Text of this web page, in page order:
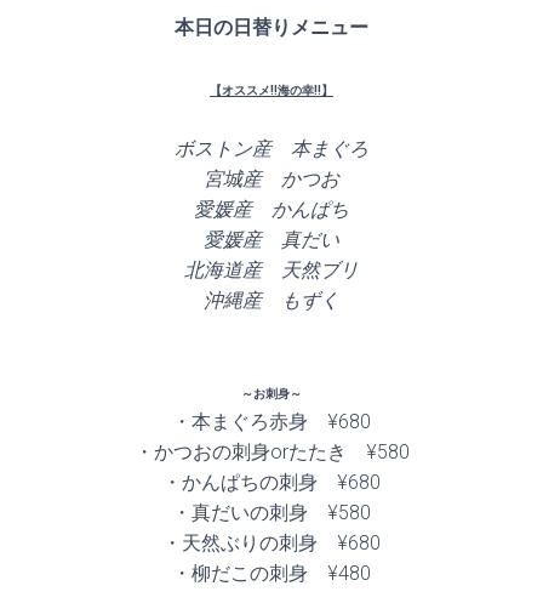
本日の日替りメニュー
【オススメ!!海の幸!!】
ボストン産 本まぐろ
宮城産 かつお
愛媛産 かんぱち
愛媛産 真だい
北海道産 天然ブリ
沖縄産 もずく
～お刺身～
・本まぐろ赤身 ¥680
・かつおの刺身orたたき ¥580
・かんぱちの刺身 ¥680
・真だいの刺身 ¥580
・天然ぶりの刺身 ¥680
・柳だこの刺身 ¥480